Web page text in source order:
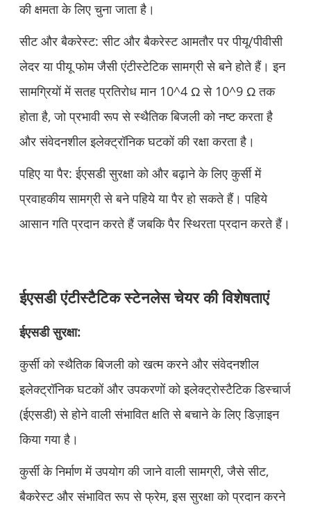
की क्षमता के लिए चुना जाता है।
सीट और बैकरेस्ट: सीट और बैकरेस्ट आमतौर पर पीयू/पीवीसी
लेदर या पीयू फोम जैसी एंटीस्टेटिक सामग्री से बने होते हैं। इन
सामग्रियों में सतह प्रतिरोध मान 10^4 Ω से 10^9 Ω तक
होता है, जो प्रभावी रूप से स्थैतिक बिजली को नष्ट करता है
और संवेदनशील इलेक्ट्रॉनिक घटकों की रक्षा करता है।
पहिए या पैर: ईएसडी सुरक्षा को और बढ़ाने के लिए कुर्सी में
प्रवाहकीय सामग्री से बने पहिये या पैर हो सकते हैं। पहिये
आसान गति प्रदान करते हैं जबकि पैर स्थिरता प्रदान करते हैं।
ईएसडी एंटीस्टैटिक स्टेनलेस चेयर की विशेषताएं
ईएसडी सुरक्षा:
कुर्सी को स्थैतिक बिजली को खत्म करने और संवेदनशील
इलेक्ट्रॉनिक घटकों और उपकरणों को इलेक्ट्रोस्टैटिक डिस्चार्ज
(ईएसडी) से होने वाली संभावित क्षति से बचाने के लिए डिज़ाइन
किया गया है।
कुर्सी के निर्माण में उपयोग की जाने वाली सामग्री, जैसे सीट,
बैकरेस्ट और संभावित रूप से फ्रेम, इस सुरक्षा को प्रदान करने